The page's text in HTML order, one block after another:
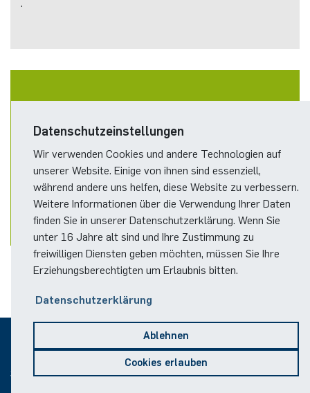
.
AKTUELLE INFOS
Aktuelle Informationen für Studierende der Mathematik
werden über den Moodle-Kurs
"Mathematikstudium-Info" kommuniziert.
Sitemap Impressum Datenschutz
Datenschutzeinstellungen
Wir verwenden Cookies und andere Technologien auf
unserer Website. Einige von ihnen sind essenziell,
während andere uns helfen, diese Website zu verbessern.
Weitere Informationen über die Verwendung Ihrer Daten
finden Sie in unserer Datenschutzerklärung. Wenn Sie
unter 16 Jahre alt sind und Ihre Zustimmung zu
freiwilligen Diensten geben möchten, müssen Sie Ihre
Erziehungsberechtigten um Erlaubnis bitten.
Datenschutzerklärung
Ablehnen
Cookies erlauben